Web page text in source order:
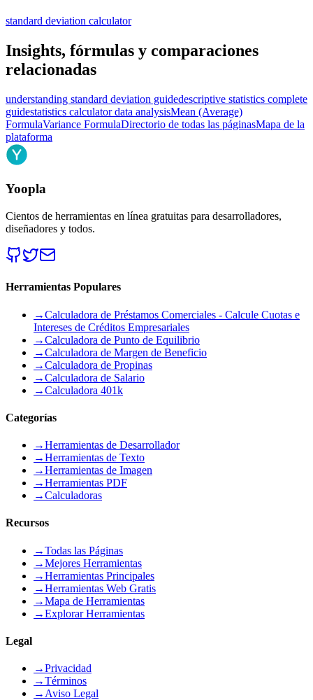
standard deviation calculator
Insights, fórmulas y comparaciones
relacionadas
understanding standard deviation guidedescriptive statistics complete
guidestatistics calculator data analysisMean (Average)
FormulaVariance FormulaDirectorio de todas las páginasMapa de la
plataforma
Yoopla
Cientos de herramientas en línea gratuitas para desarrolladores,
diseñadores y todos.
Herramientas Populares
→Calculadora de Préstamos Comerciales - Calcule Cuotas e
Intereses de Créditos Empresariales
→Calculadora de Punto de Equilibrio
→Calculadora de Margen de Beneficio
→Calculadora de Propinas
→Calculadora de Salario
→Calculadora 401k
Categorías
→Herramientas de Desarrollador
→Herramientas de Texto
→Herramientas de Imagen
→Herramientas PDF
→Calculadoras
Recursos
→Todas las Páginas
→Mejores Herramientas
→Herramientas Principales
→Herramientas Web Gratis
→Mapa de Herramientas
→Explorar Herramientas
Legal
→Privacidad
→Términos
→ Aviso Legal